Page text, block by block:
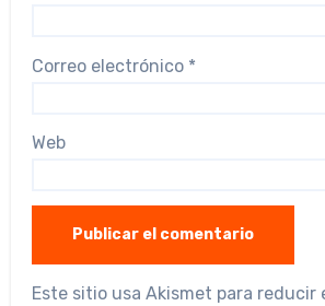
Correo electrónico *
Web
Este sitio usa Akismet para reducir